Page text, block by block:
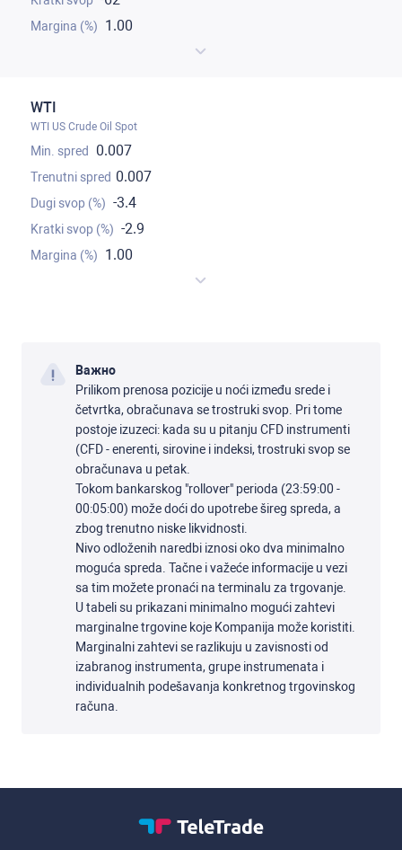
1.00
WTI
WTI US Crude Oil Spot
0.007
0.007
-3.4
-2.9
1.00
Важно
Prilikom prenosa pozicije u noći između srede i
četvrtka, obračunava se trostruki svop. Pri tome
postoje izuzeci: kada su u pitanju CFD instrumenti
(CFD - enerenti, sirovine i indeksi, trostruki svop se
obračunava u petak.
Tokom bankarskog "rollover" perioda (23:59:00 -
00:05:00) može doći do upotrebe šireg spreda, a
zbog trenutno niske likvidnosti.
Nivo odloženih naredbi iznosi oko dva minimalno
moguća spreda. Tačne i važeće informacije u vezi
sa tim možete pronaći na terminalu za trgovanje.
U tabeli su prikazani minimalno mogući zahtevi
marginalne trgovine koje Kompanija može koristiti.
Marginalni zahtevi se razlikuju u zavisnosti od
izabranog instrumenta, grupe instrumenata i
individualnih podešavanja konkretnog trgovinskog
računa.